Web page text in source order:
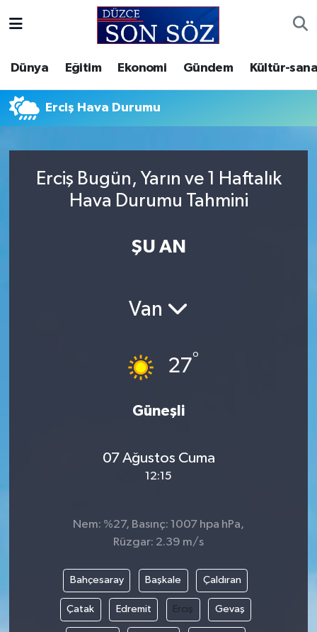
Dünya Eğitim Ekonomi Gündem Kültür-
Erciş Hava Durumu
Erciş Bugün, Yarın ve 1 Haftalık
Hava Durumu Tahmini
ŞU AN
Van
27°
Güneşli
07 Ağustos Cuma
12:15
Nem: %27, Basınç: 1007 hpa hPa,
Rüzgar: 2.39 m/s
Bahçesaray Başkale Çaldıran
Çatak Edremit Erciş Gevaş
Gizlilik Sözleşmesi
İletişim
Video Galeri
Akçakoca Hava Durumu
Akçakoca Trafik Yoğunluk Haritası
Tüm Manşetler